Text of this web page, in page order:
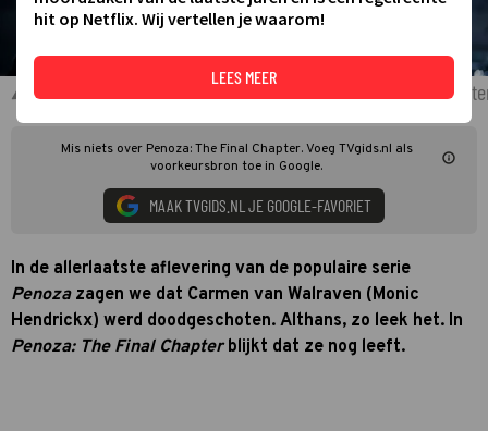
Monic Hendrickx en overige castleden Penoza: The Final
Mis niets over Penoza: The Final Chapter. Voeg TVgids.nl als
voorkeursbron toe in Google.
MAAK TVGIDS.NL JE GOOGLE-FAVORIET
In de allerlaatste aflevering van de populaire serie
Penozazagen we dat Carmen van Walraven (Monic
Hendrickx) werd doodgeschoten. Althans, zo leek het. In
Penoza: The Final Chapterblijkt dat ze nog leeft.
hit op Netflix. Wij vertellen je waarom!
LEES MEER